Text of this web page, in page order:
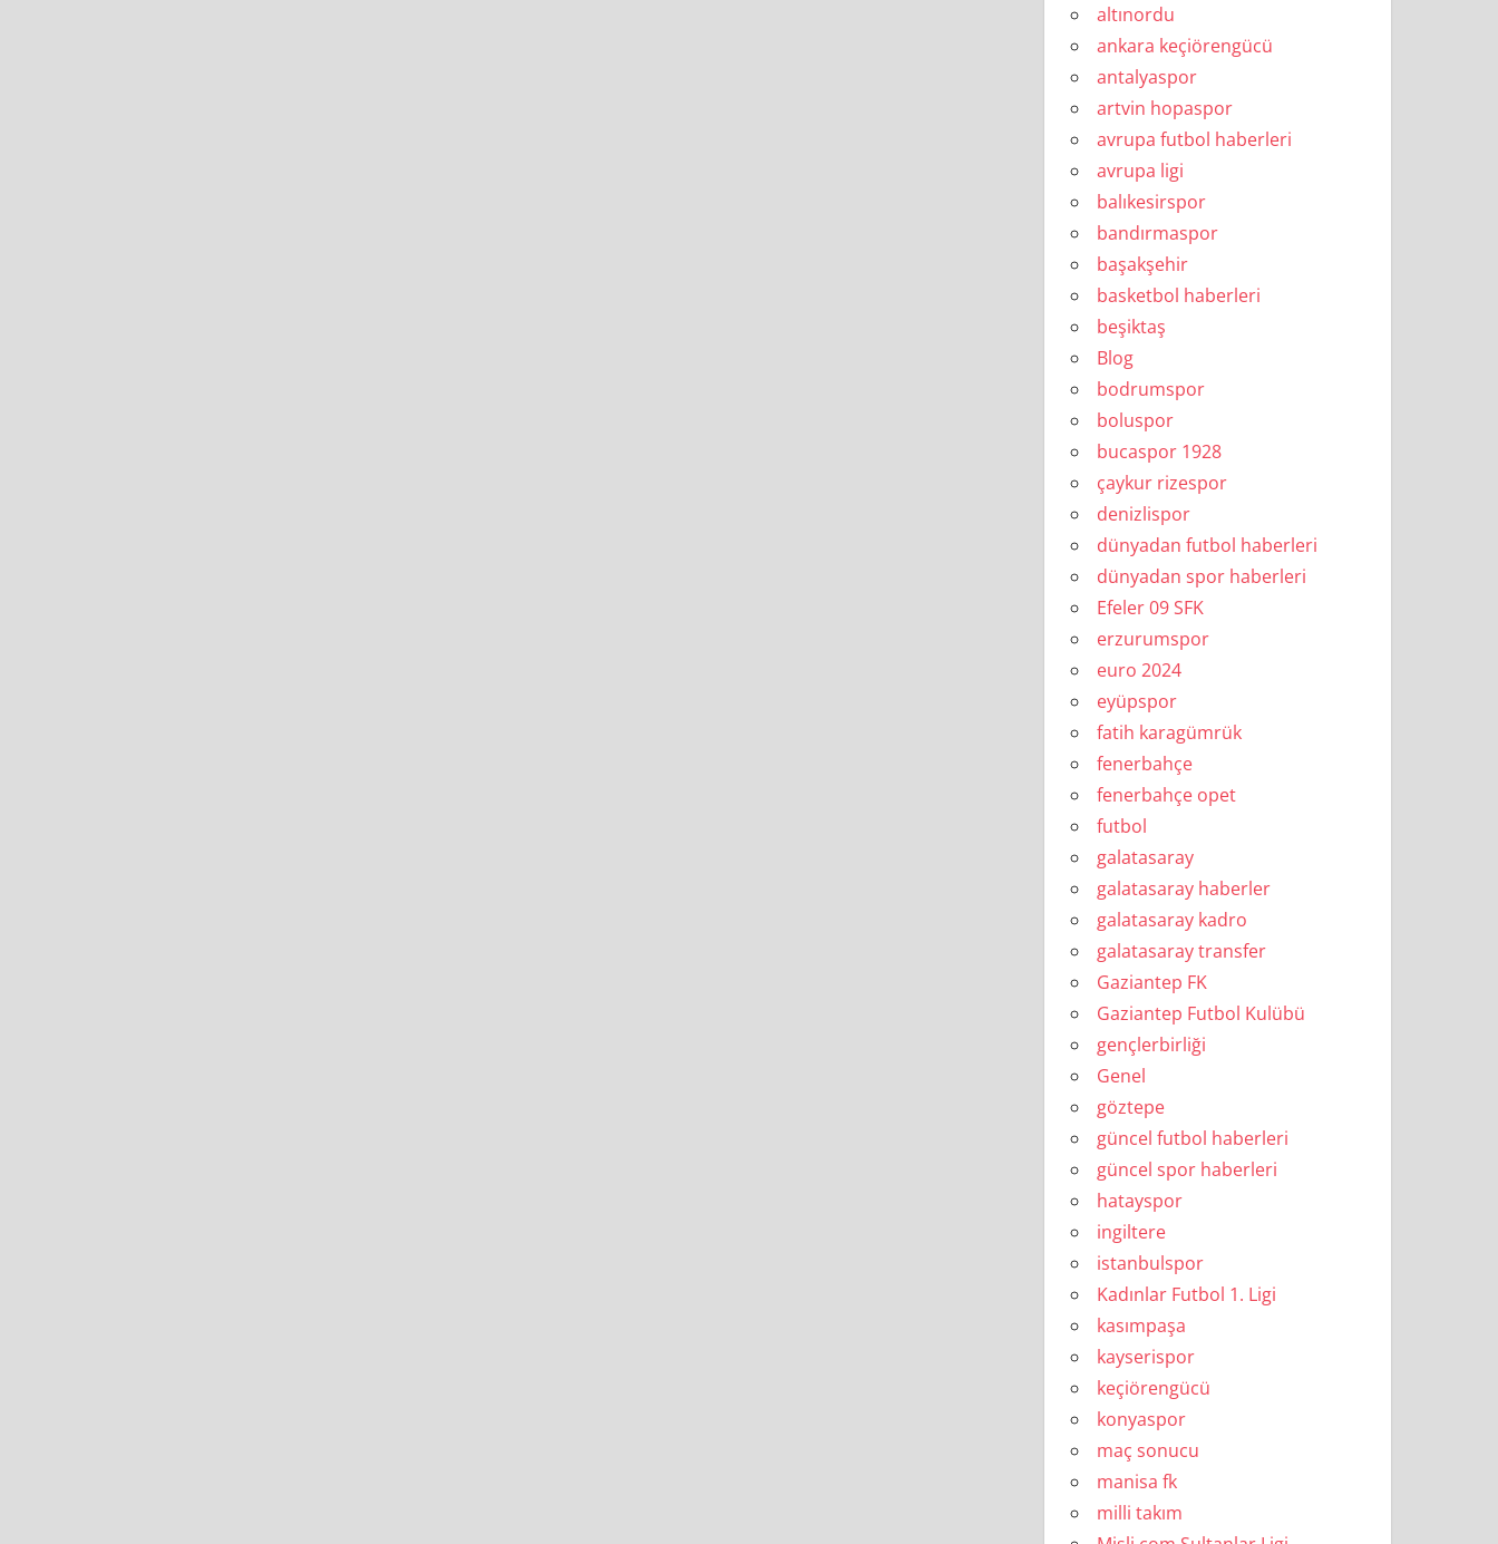
altınordu
ankara keçiörengücü
antalyaspor
artvin hopaspor
avrupa futbol haberleri
avrupa ligi
balıkesirspor
bandırmaspor
başakşehir
basketbol haberleri
beşiktaş
Blog
bodrumspor
boluspor
bucaspor 1928
çaykur rizespor
denizlispor
dünyadan futbol haberleri
dünyadan spor haberleri
Efeler 09 SFK
erzurumspor
euro 2024
eyüpspor
fatih karagümrük
fenerbahçe
fenerbahçe opet
futbol
galatasaray
galatasaray haberler
galatasaray kadro
galatasaray transfer
Gaziantep FK
Gaziantep Futbol Kulübü
gençlerbirliği
Genel
göztepe
güncel futbol haberleri
güncel spor haberleri
hatayspor
ingiltere
istanbulspor
Kadınlar Futbol 1. Ligi
kasımpaşa
kayserispor
keçiörengücü
konyaspor
maç sonucu
manisa fk
milli takım